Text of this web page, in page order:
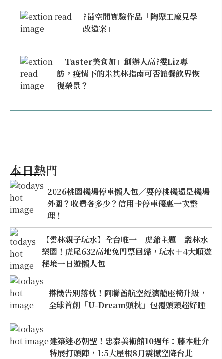
?苗空間實驗作品「陶聚工廠見學
改造案」
「Taster美食加」創辦人高?雯Liz專
訪，疫情下的米其林指南可否讓餐飲界恢
復榮景？
本日熱門
2026桃園機場停車懶人包／要停桃機還是機場
外圍？收費各多少？信用卡停車優惠一次整
理！
【雲林親子玩水】全台唯一「虎爺主題」叢林水
樂園！虎尾632高地免門票回歸，玩水＋4大順遊
秘境一日遊懶人包
搭機告別落枕！阿聯酋航空經濟艙座椅升級，
全球首創「U-Dream頭枕」包覆頭頸超好睡
建築迷必朝聖！忠泰美術館10週年：藤本壯介
特展打頭陣，1:5大屋根8月震撼空降台北